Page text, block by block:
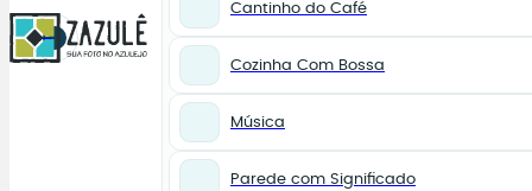
0
Cantinho do Café
Cozinha Com Bossa
Música
Parede com Significado